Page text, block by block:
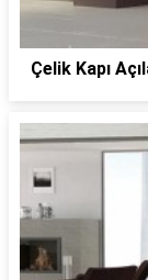
Çelik Kapı